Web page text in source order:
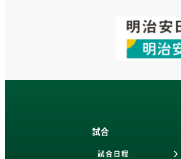
試合
試合日程